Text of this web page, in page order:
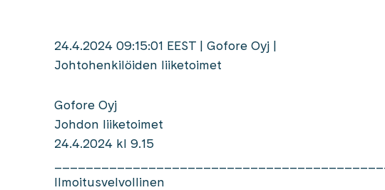
24.4.2024 09:15:01 EEST | Gofore Oyj |
Johtohenkilöiden liiketoimet
Gofore Oyj
Johdon liiketoimet
24.4.2024 kl 9.15
Ilmoitusvelvollinen